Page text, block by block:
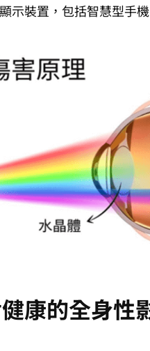
示裝置，包括智慧型手
康的全身性